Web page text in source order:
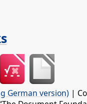
German version) |